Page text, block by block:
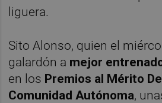
liguera.
Sito Alonso, quien el
galardón a mejor
en los Premios al Mérito
Comunidad Autónoma,